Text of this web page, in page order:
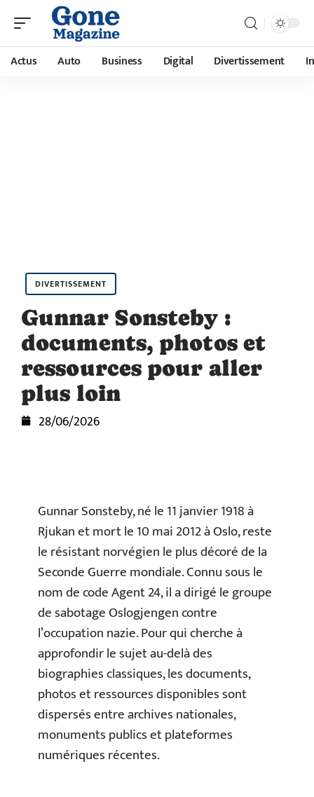
Actus Auto Business Digital Divertissement
DIVERTISSEMENT
Gunnar Sonsteby :
documents, photos et
ressources pour aller
plus loin
28/06/2026
Gunnar Sonsteby, né le 11 janvier 1918 à
Rjukan et mort le 10 mai 2012 à Oslo, reste
le résistant norvégien le plus décoré de la
Seconde Guerre mondiale. Connu sous le
nom de code Agent 24, il a dirigé le groupe
de sabotage Oslogjengen contre
l’occupation nazie. Pour qui cherche à
approfondir le sujet au-delà des
biographies classiques, les documents,
photos et ressources disponibles sont
dispersés entre archives nationales,
monuments publics et plateformes
numériques récentes.